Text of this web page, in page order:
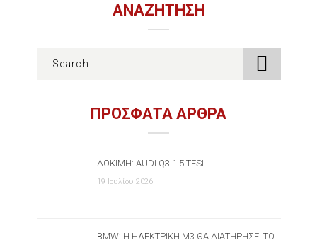
ΑΝΑΖΉΤΗΣΗ
ΠΡΟΣΦΑΤΑ ΑΡΘΡΑ
ΔΟΚΙΜΉ: AUDI Q3 1.5 TFSI
19 Ιουλίου 2026
BMW: Η ΗΛΕΚΤΡΙΚΉ M3 ΘΑ ΔΙΑΤΗΡΉΣΕΙ ΤΟ